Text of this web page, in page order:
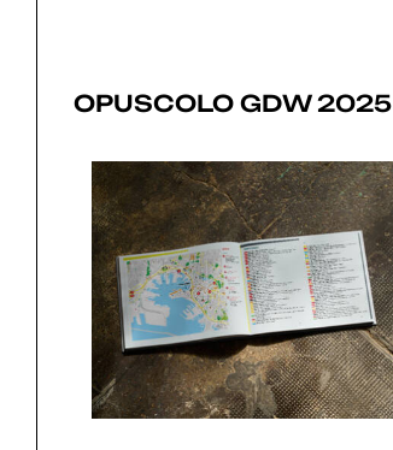
OPUSCOLO GDW 2025